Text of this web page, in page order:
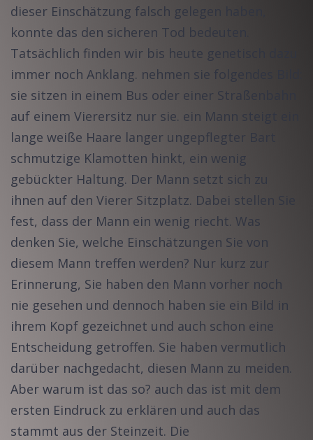
dieser Einschätzung falsch gelegen haben,
konnte das den sicheren Tod bedeuten.
Tatsächlich finden wir bis heute genetisch dazu
immer noch Anklang. nehmen sie folgendes Bild:
sie sitzen in einem Bus oder einer Straßenbahn
auf einem Vierersitz nur sie. ein Mann steigt ein
lange weiße Haare langer ungepflegter Bart
schmutzige Klamotten hinkt, ein wenig
gebückter Haltung. Der Mann setzt sich zu
ihnen auf den Vierer Sitzplatz. Dabei stellen Sie
fest, dass der Mann ein wenig riecht. Was
denken Sie, welche Einschätzungen Sie von
diesem Mann treffen werden? Nur kurz zur
Erinnerung, Sie haben den Mann vorher noch
nie gesehen und dennoch haben sie ein Bild in
ihrem Kopf gezeichnet und auch schon eine
Entscheidung getroffen. Sie haben vermutlich
darüber nachgedacht, diesen Mann zu meiden.
Aber warum ist das so? auch das ist mit dem
ersten Eindruck zu erklären und auch das
stammt aus der Steinzeit. Die